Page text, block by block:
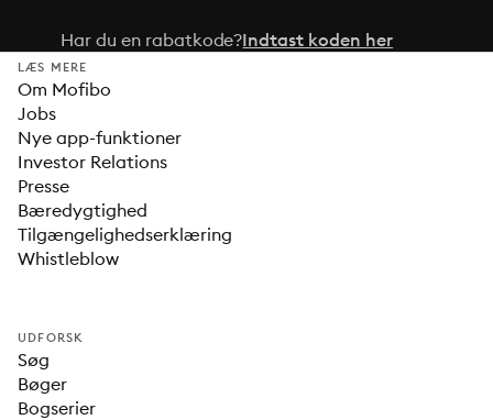
Har du en rabatkode?Indtast koden her
LÆS MERE
Om Mofibo
Jobs
Nye app-funktioner
Investor Relations
Presse
Bæredygtighed
Tilgængelighedserklæring
Whistleblow
UDFORSK
Søg
Bøger
Bogserier